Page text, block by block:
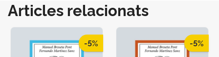
Articles relacionats
-5% -5%